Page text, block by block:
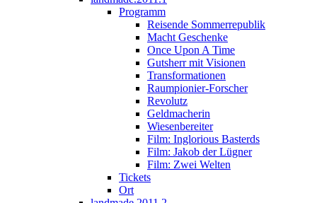
Programm
Reisende Sommerrepublik
Macht Geschenke
Once Upon A Time
Gutsherr mit Visionen
Transformationen
Raumpionier-Forscher
Revolutz
Geldmacherin
Wiesenbereiter
Film: Inglorious Basterds
Film: Jakob der Lügner
Film: Zwei Welten
Tickets
Ort